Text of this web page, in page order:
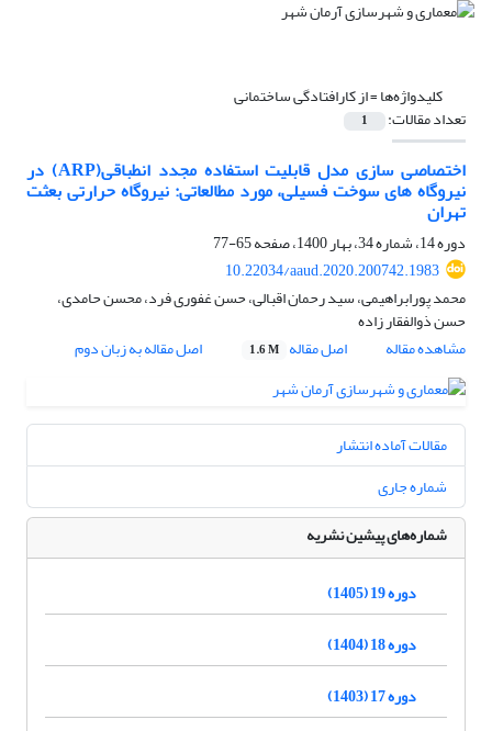
کلیدواژه‌ها =از کارافتادگی ساختمانی
تعداد مقالات: 1
اختصاصی سازی مدل قابلیت استفاده مجدد انطباقی(ARP) در
نیروگاه های سوخت فسیلی، مورد مطالعاتی: نیروگاه حرارتی بعثت
تهران
دوره 14، شماره 34، بهار 1400، صفحه
65-77
10.22034/aaud.2020.200742.1983
محمد پورابراهیمی، سید رحمان اقبالی، حسن غفوری فرد، محسن حامدی،
حسن ذوالفقار زاده
مشاهده مقاله
اصل مقاله 1.6 M اصل مقاله به زبان دوم
مقالات آماده انتشار
شماره جاری
شماره‌های پیشین نشریه
دوره 19 (1405)
دوره 18 (1404)
دوره 17 (1403)